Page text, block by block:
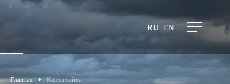
RU EN
Главная Карта сайта